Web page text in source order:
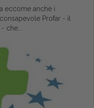
eccome anche i
Profar - il
che...